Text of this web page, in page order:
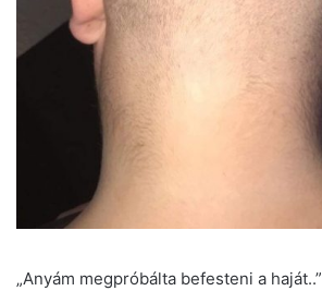
„Anyám megpróbálta befesteni a haját..”